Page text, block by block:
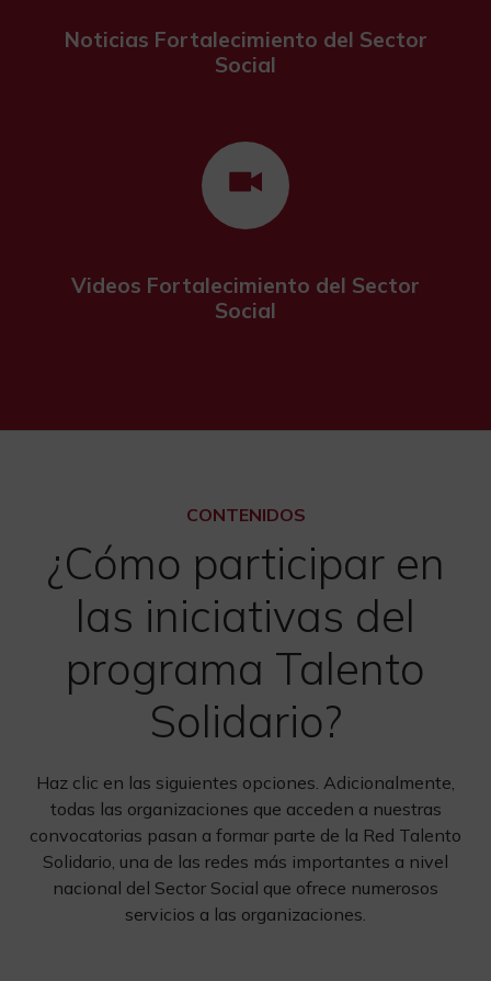
Noticias Fortalecimiento del Sector
Social
Videos Fortalecimiento del Sector
Social
CONTENIDOS
¿Cómo participar en
las iniciativas del
programa Talento
Solidario?
Haz clic en las siguientes opciones. Adicionalmente,
todas las organizaciones que acceden a nuestras
convocatorias pasan a formar parte de la Red Talento
Solidario, una de las redes más importantes a nivel
nacional del Sector Social que ofrece numerosos
servicios a las organizaciones.